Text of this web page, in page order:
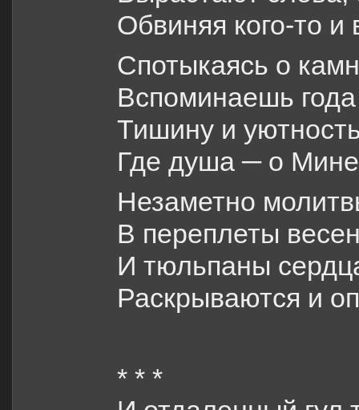
Обвиняя кого-то и
Спотыкаясь о
Вспоминаешь года
Тишину и
Где душа ─ о
Незаметно
В переплеты
И тюльпаны
Раскрываются и
* * *